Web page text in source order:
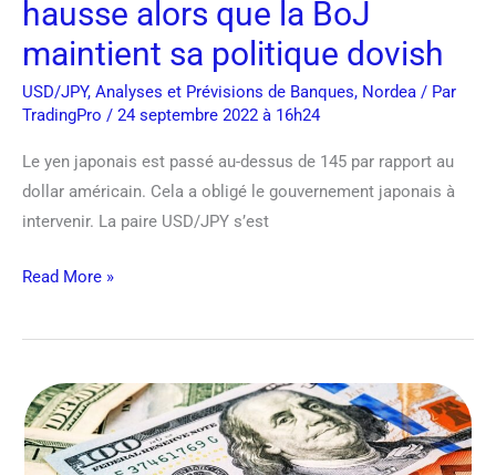
hausse alors que la BoJ
maintient sa politique dovish
USD/JPY, Analyses et Prévisions de Banques, Nordea / Par
TradingPro / 24 septembre 2022 à 16h24
Le yen japonais est passé au-dessus de 145 par rapport au
dollar américain. Cela a obligé le gouvernement japonais à
intervenir. La paire USD/JPY s’est
BoJ
maintient
sa
politique
dovish
Read More »
EUR/USD
pourrait
descendre